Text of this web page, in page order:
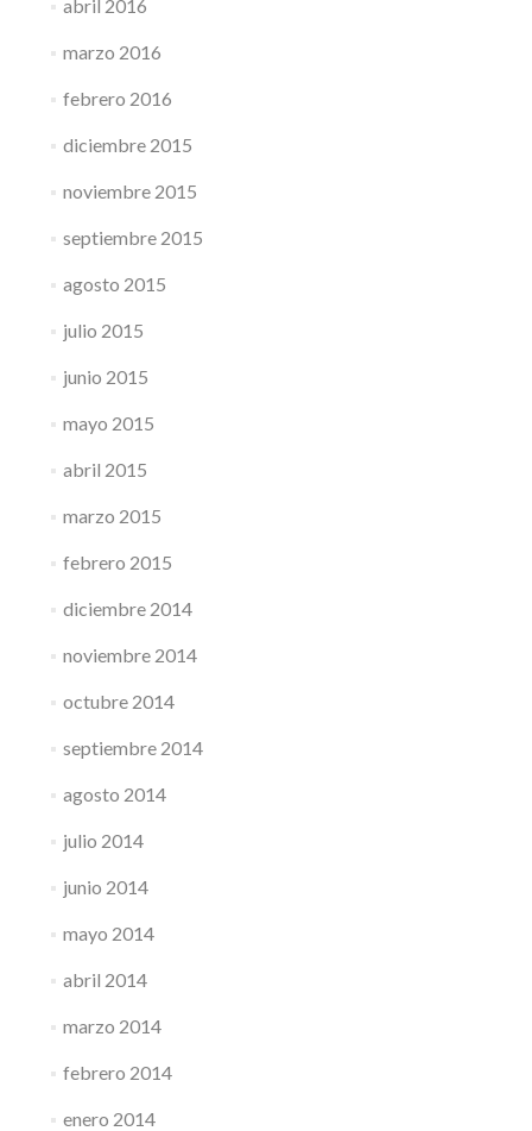
abril 2016
marzo 2016
febrero 2016
diciembre 2015
noviembre 2015
septiembre 2015
agosto 2015
julio 2015
junio 2015
mayo 2015
abril 2015
marzo 2015
febrero 2015
diciembre 2014
noviembre 2014
octubre 2014
septiembre 2014
agosto 2014
julio 2014
junio 2014
mayo 2014
abril 2014
marzo 2014
febrero 2014
enero 2014